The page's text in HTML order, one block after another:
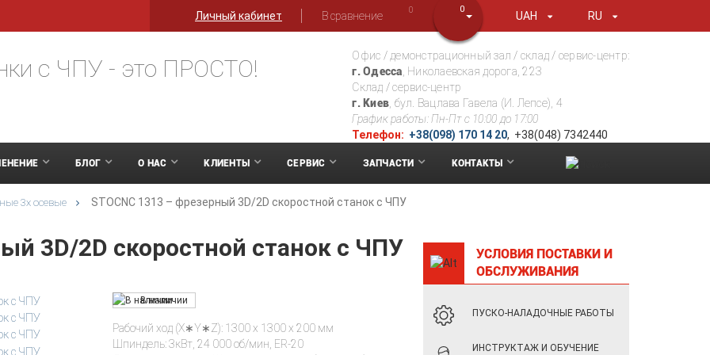
Личный кабинет В сравнение 0 0
UAH RU
с ЧПУ - это ПРОСТО!
Офис / демонстрационный зал / склад / сервис-центр:
г. Одесса , Николаевская дорога, 223
Склад / сервис-центр
г. Киев , бул. Вацлава Гавела (И. Лепсе), 4
График работы: Пн-Пт с 10:00 до 17:00
Телефон: +38(098) 170 14 20, +38(048) 7342440
БЛОГ О НАС КЛИЕНТЫ СЕРВИС ЗАПЧАСТИ КОНТАКТЫ
3х осевые STOCNC 1313 – фрезерный 3D/2D скоростной станок с ЧПУ
3D/2D скоростной станок с ЧПУ
В наличии
Рабочий ход (X∗Y∗Z): 1300 х 1300 х 200 мм
Шпиндель: 3кВт, 24 000 об/мин, ER-20
УСЛОВИЯ ПОСТАВКИ И
ОБСЛУЖИВАНИЯ
ПУСКО-НАЛАДОЧНЫЕ РАБОТЫ
ИНСТРУКТАЖ И ОБУЧЕНИЕ